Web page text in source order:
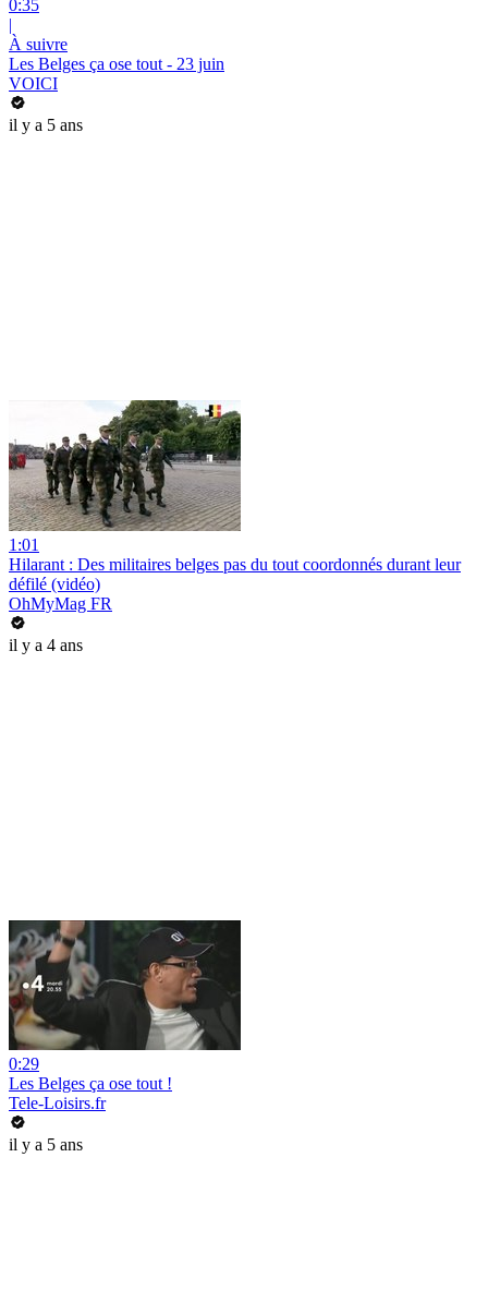
0:35
|
À suivre
Les Belges ça ose tout - 23 juin
VOICI
il y a 5 ans
1:01
Hilarant : Des militaires belges pas du tout coordonnés durant leur
défilé (vidéo)
OhMyMag FR
il y a 4 ans
0:29
Les Belges ça ose tout !
Tele-Loisirs.fr
il y a 5 ans